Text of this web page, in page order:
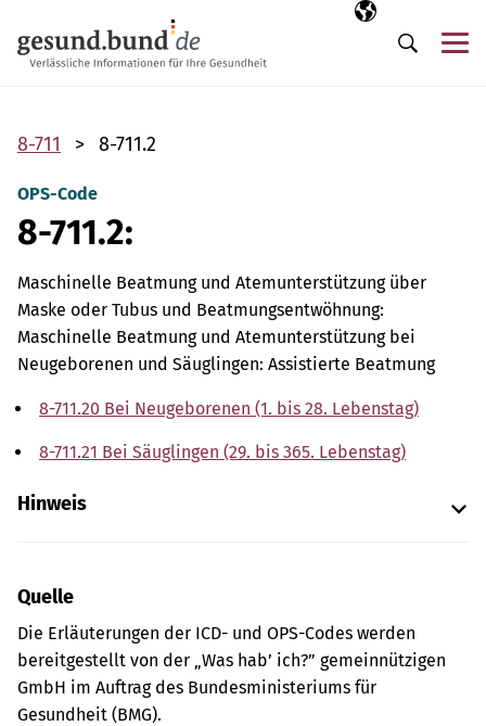
Ausgewählte
DE
Suche
8-711 8-711.2
OPS-Code
8-711.2:
Maschinelle Beatmung und Atemunterstützung über
Maske oder Tubus und Beatmungsentwöhnung:
Maschinelle Beatmung und Atemunterstützung bei
Neugeborenen und Säuglingen: Assistierte Beatmung
8-711.20 Bei Neugeborenen (1. bis 28. Lebenstag)
8-711.21 Bei Säuglingen (29. bis 365. Lebenstag)
Hinweis
Quelle
Die Erläuterungen der ICD- und OPS-Codes werden
bereitgestellt von der „Was hab’ ich?” gemeinnützigen
GmbH im Auftrag des Bundesministeriums für
Gesundheit (BMG).